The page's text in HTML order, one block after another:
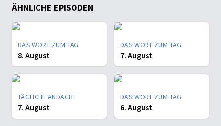
ÄHNLICHE EPISODEN
DAS WORT ZUM TAG
8. August
DAS WORT ZUM TAG
7. August
TÄGLICHE ANDACHT
7. August
DAS WORT ZUM TAG
6. August